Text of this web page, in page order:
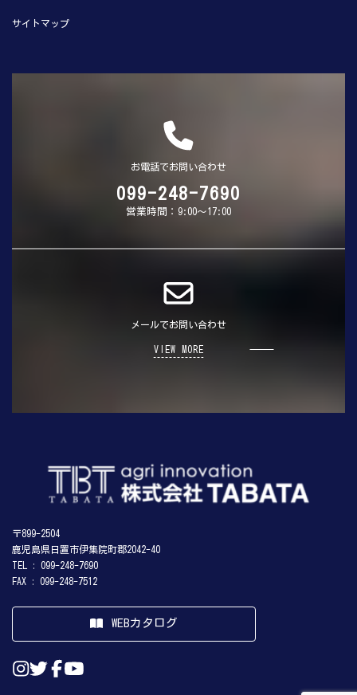
サイトマップ
お電話でお問い合わせ
099-248-7690
営業時間：9:00～17:00
メールでお問い合わせ
VIEW MORE
〒899-2504
鹿児島県日置市伊集院町郡2042-40
TEL : 099-248-7690
FAX : 099-248-7512
WEBカタログ